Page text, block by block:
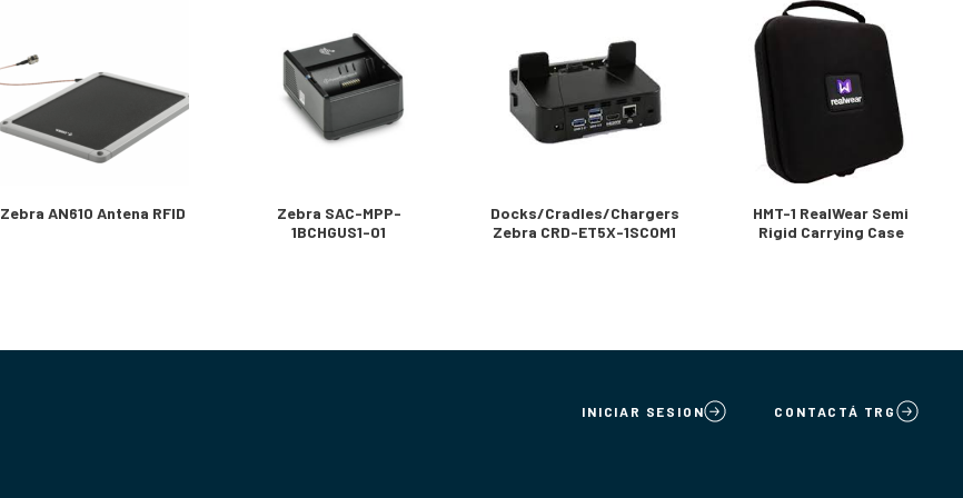
Zebra AN610 Antena RFID
Zebra SAC-MPP-
1BCHGUS1-01
Docks/Cradles/Chargers
Zebra CRD-ET5X-1SCOM1
HMT-1 RealWear Semi
Rigid Carrying Case
INICIAR SESION CONTACTÁ TRG